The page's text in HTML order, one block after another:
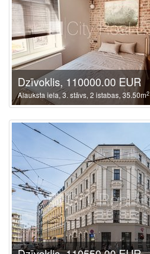
Dzīvoklis, 110000.00 EUR
Alauksta iela, 3. stāvs, 2 istabas, 35.50m2